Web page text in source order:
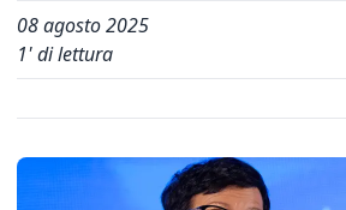
08 agosto 2025
1' di lettura